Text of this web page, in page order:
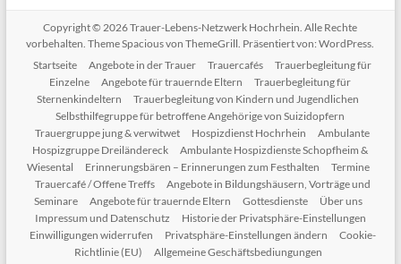
Copyright © 2026Trauer-Lebens-Netzwerk Hochrhein. Alle Rechte
vorbehalten. ThemeSpaciousvon ThemeGrill. Präsentiert von:WordPress.
Startseite
Angebote in der Trauer Trauercafés
Trauerbegleitung für
Einzelne
Angebote für trauernde Eltern
Trauerbegleitung für
Sternenkindeltern
Trauerbegleitung von Kindern und Jugendlichen
Selbsthilfegruppe für betroffene Angehörige von Suizidopfern
Trauergruppe jung & verwitwet
Hospizdienst Hochrhein
Ambulante
Hospizgruppe Dreiländereck
Ambulante Hospizdienste Schopfheim &
Wiesental
Erinnerungsbären – Erinnerungen zum Festhalten
Termine
Trauercafé / Offene Treffs
Angebote in Bildungshäusern, Vorträge und
Seminare
Angebote für trauernde Eltern Gottesdienste
Über uns
Impressum und Datenschutz
Historie der Privatsphäre-Einstellungen
Einwilligungen widerrufen
Privatsphäre-Einstellungen ändern
Cookie-
Richtlinie (EU)
Allgemeine Geschäftsbediungungen